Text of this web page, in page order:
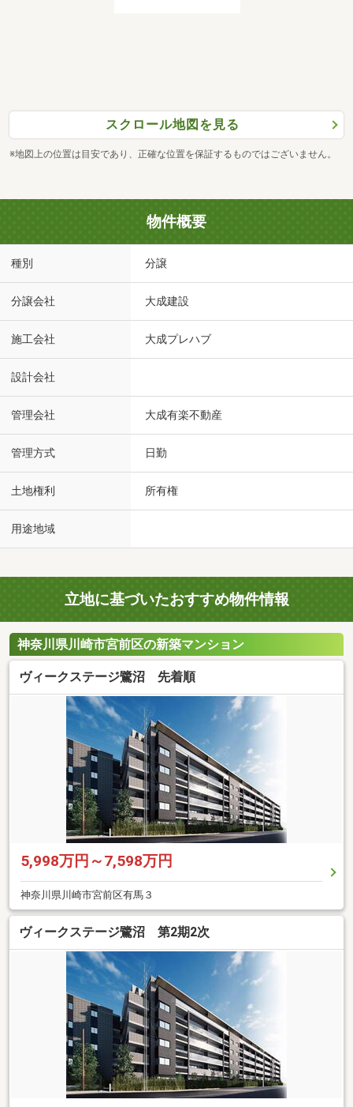
スクロール地図を見る
※地図上の位置は目安であり、正確な位置を保証するものではございません。
物件概要
種別 分譲
分譲会社 大成建設
施工会社 大成プレハブ
設計会社
管理会社 大成有楽不動産
管理方式 日勤
土地権利 所有権
用途地域
立地に基づいたおすすめ物件情報
神奈川県川崎市宮前区の新築マンション
ヴィークステージ鷺沼 先着順
5,998万円～7,598万円
神奈川県川崎市宮前区有馬３
ヴィークステージ鷺沼 第2期2次